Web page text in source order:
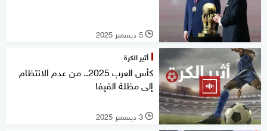
l 5 ديسمبر 2025
أثير الكرة
كأس العرب 2025.. من عدم الانتظام
إلى مظلة الفيفا
l 3 ديسمبر 2025